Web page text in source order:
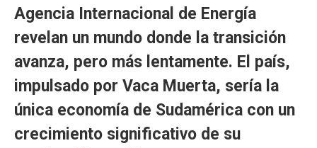
Agencia Internacional de Energía
revelan un mundo donde la transición
avanza, pero más lentamente. El país,
impulsado por Vaca Muerta, sería la
única economía de Sudamérica con un
crecimiento significativo de su